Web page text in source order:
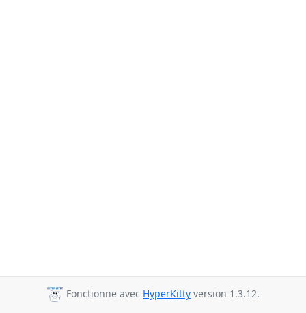
Fonctionne avec HyperKitty version 1.3.12.